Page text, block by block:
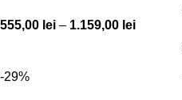
555,00 lei – 1.159,00 lei
-29%